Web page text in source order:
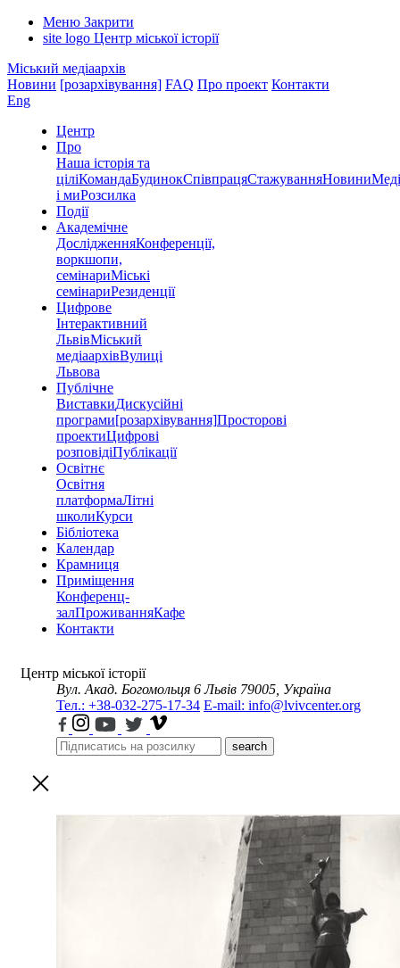
Меню Закрити
site logo Центр міської історії
Міський медіаархів
Новини [розархівування] FAQ Про проект Контакти
Eng
Центр
Про
Наша історія та
ціліКомандаБудинокСпівпрацяСтажуванняНовини
і миРозсилка
Події
Академічне
ДослідженняКонференції,
воркшопи,
семінариМіські
семінариРезиденції
Цифрове
Інтерактивний
ЛьвівМіський
медіаархівВулиці
Львова
Публічне
ВиставкиДискусійні
програми[розархівування]Просторові
проектиЦифрові
розповідіПублікації
Освітнє
Освітня
платформаЛітні
школиКурси
Бібліотека
Календар
Крамниця
Приміщення
Конференц-
залПроживанняКафе
Контакти
Центр міської історії
Вул. Акад. Богомольця 6 Львів 79005, Україна
Тел.: +38-032-275-17-34 E-mail: info@lvivcenter.org
search